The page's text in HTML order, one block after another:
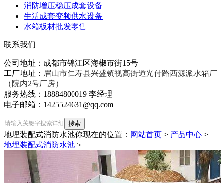
消防增压稳压成套设备
生活成套变频供水设备
水箱板材批发零售
联系我们
公司地址：成都市锦江区海椒市街15号
工厂地址： 眉山市仁寿县兴盛镇视高街道光付路西源派水箱厂
（院内2号厂房）
服务热线：18884800019 李经理
电子邮箱：1425524631@qq.com
地埋装配式消防水池你现在的位置： 网站首页 > 产品中心 >
地埋装配式消防水池 >